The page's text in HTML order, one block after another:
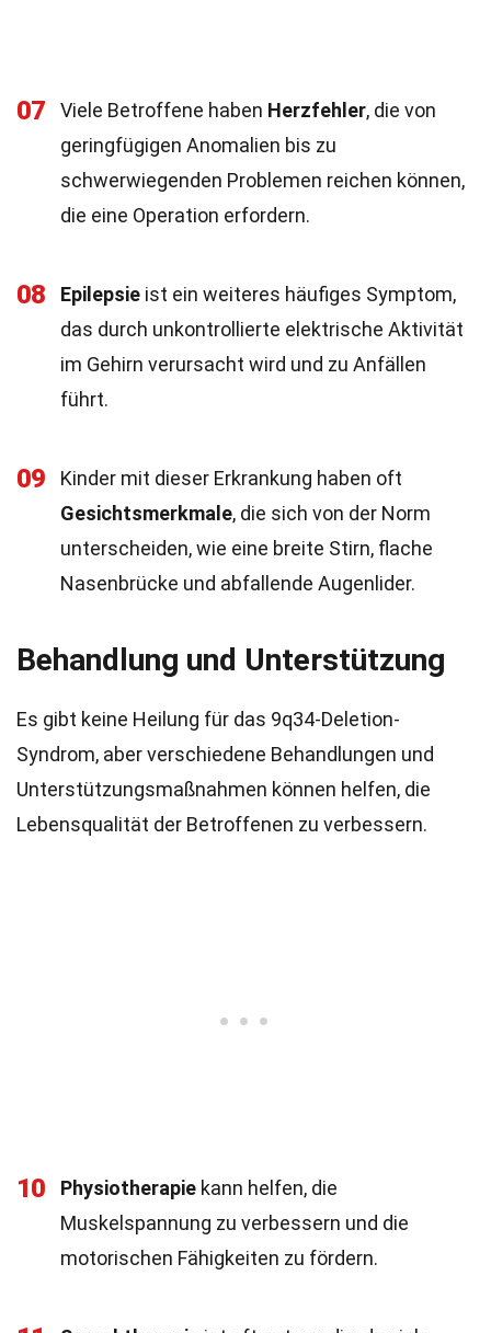
07 Viele Betroffene haben Herzfehler, die von
geringfügigen Anomalien bis zu
schwerwiegenden Problemen reichen können,
die eine Operation erfordern.
08 Epilepsie ist ein weiteres häufiges Symptom,
das durch unkontrollierte elektrische Aktivität
im Gehirn verursacht wird und zu Anfällen
führt.
09
Kinder mit dieser Erkrankung haben oft
Gesichtsmerkmale, die sich von der Norm
unterscheiden, wie eine breite Stirn, flache
Nasenbrücke und abfallende Augenlider.
Behandlung und Unterstützung
Es gibt keine Heilung für das 9q34-Deletion-
Syndrom, aber verschiedene Behandlungen und
Unterstützungsmaßnahmen können helfen, die
Lebensqualität der Betroffenen zu verbessern.
10 Physiotherapie kann helfen, die
Muskelspannung zu verbessern und die
motorischen Fähigkeiten zu fördern.